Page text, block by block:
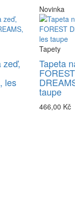
zeď,
les
Novinka
Tapety
Tapeta
FOREST
taupe
466,00 Kč